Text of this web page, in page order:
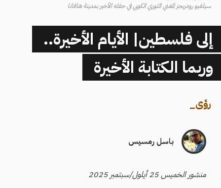
سيلفيو رودريجز المغني الثوري الكوبي في حفله الأخير بمدينة هافانا
إلى فلسطين| الأيام الأخيرة..
وربما الكتابة الأخيرة
رؤى_
باسل رمسيس
منشور الخميس 25 أيلول/سبتمبر 2025